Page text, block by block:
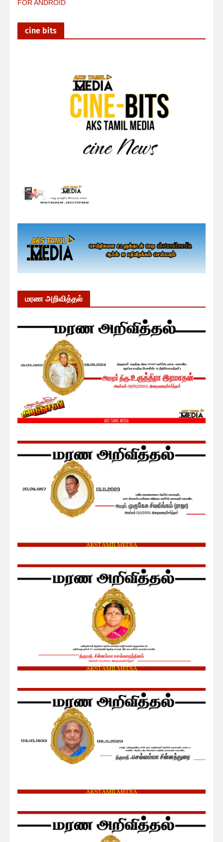
FOR ANDROID
cine bits
மரண அறிவித்தல்